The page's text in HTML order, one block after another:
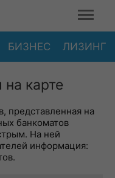
БИЗНЕС ЛИЗИНГ
карте
представленная на
банкоматов
На ней
информация: